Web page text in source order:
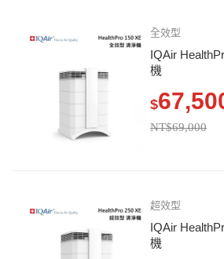
全效型
IQAir
機
$
NT$69,000
超效型
IQAir
機